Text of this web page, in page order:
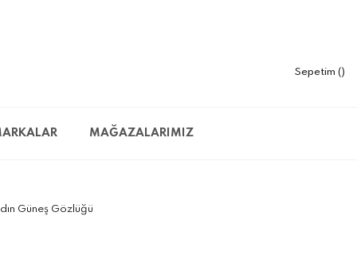
Sepetim
MAĞAZALARIMIZ
Güneş Gözlüğü